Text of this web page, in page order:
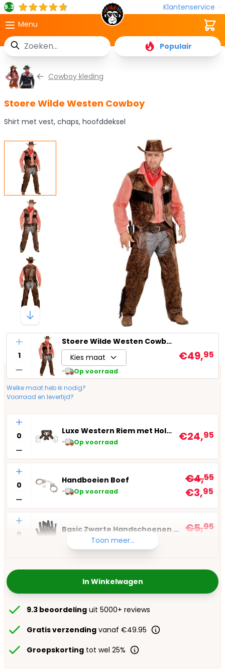
9.3
Klantenservice
Menu
Zoek
Populair
Cart
Cowboy kleding
Stoere Wilde Westen Cowboy
Shirt met vest, chaps, hoofddeksel
Aantal
Stoere Wilde Westen Cowboy
Kies maat
Op voorraad
€49,95
Welke maat heb ik nodig?
Voorraad en levertijd?
Aantal
Luxe Western Riem met Holsters
Op voorraad €24,95
Aantal
Handboeien Boef
Op voorraad
€4,55
€3,95
Aantal
Basic Zwarte Handschoenen Kort
Op voorraad
€5,95
Toon meer...
In Winkelwagen
9.3 beoordeling uit 5000+ reviews
Gratis verzending vanaf €49.95
Groepskorting tot wel 25%